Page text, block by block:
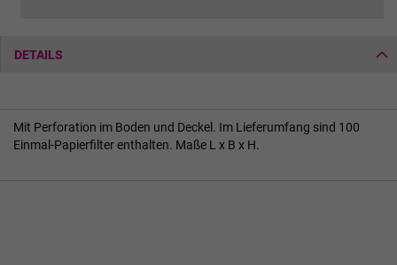
DETAILS
Mit Perforation im Boden und Deckel. Im Lieferumfang sind 100
Einmal-Papierfilter enthalten. Maße L x B x H.